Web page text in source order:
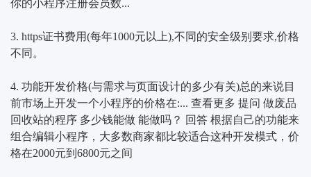
你的小程序注册会员数...
3. https证书费用(每年1000元以上),不同的安全级别要求,价格
不同。
4. 功能开发价格(与需求与页面设计的多少有关)总的来说目
前市场上开发一个小程序的价格在:... 查看更多 提问 做废品
回收站的程序 多少钱能做 能做吗？ 回答 根据自己的功能来
组合编辑小程序，大多数商家都比较适合这种开发模式，价
格在2000元到6800元之间